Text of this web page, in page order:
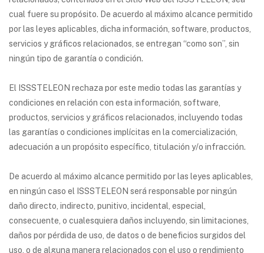
cual fuere su propósito. De acuerdo al máximo alcance permitido
por las leyes aplicables, dicha información, software, productos,
servicios y gráficos relacionados, se entregan “como son”, sin
ningún tipo de garantía o condición.
El ISSSTELEON rechaza por este medio todas las garantías y
condiciones en relación con esta información, software,
productos, servicios y gráficos relacionados, incluyendo todas
las garantías o condiciones implícitas en la comercialización,
adecuación a un propósito específico, titulación y/o infracción.
De acuerdo al máximo alcance permitido por las leyes aplicables,
en ningún caso el ISSSTELEON será responsable por ningún
daño directo, indirecto, punitivo, incidental, especial,
consecuente, o cualesquiera daños incluyendo, sin limitaciones,
daños por pérdida de uso, de datos o de beneficios surgidos del
uso, o de alguna manera relacionados con el uso o rendimiento